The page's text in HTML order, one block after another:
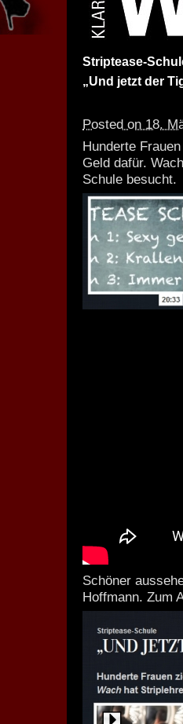
Striptease-
„Und jetzt der
Posted on 18.
Hunderte
Geld dafür.
Schule besucht.
Schöner
Hoffmann. Zum